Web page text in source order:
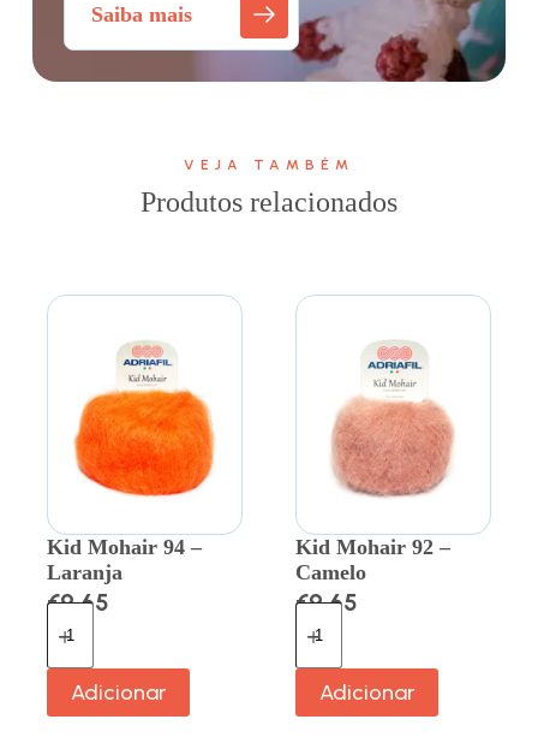
Saiba mais
VEJA TAMBÉM
Produtos relacionados
Kid Mohair 94 –
Laranja
€9.65
Adicionar
Kid Mohair 92 –
Camelo
€9.65
Adicionar